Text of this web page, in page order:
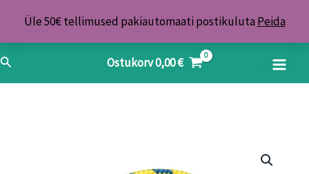
Üle 50€ tellimused pakiautomaati postikuluta Peida
content
Search Ostukorv0,00€